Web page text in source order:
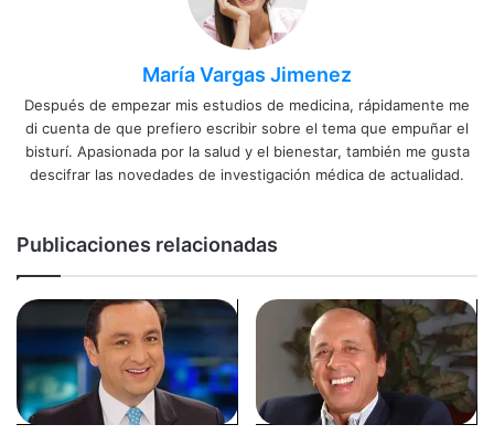
María Vargas Jimenez
Después de empezar mis estudios de medicina, rápidamente me
di cuenta de que prefiero escribir sobre el tema que empuñar el
bisturí. Apasionada por la salud y el bienestar, también me gusta
descifrar las novedades de investigación médica de actualidad.
Publicaciones relacionadas